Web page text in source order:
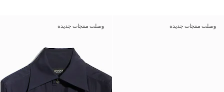
وصلت منتجات جديدة وصلت منتجات جديدة